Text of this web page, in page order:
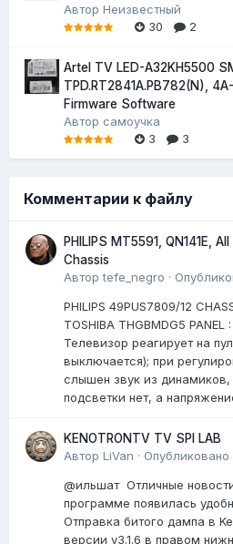
Автор Неизвестный
30
2
Artel TV LED-A32KH5500
TPD.RT2841A.PB782(N),
Firmware Software
Автор самоучка
3
3
Комментарии к файлу
PHILIPS MT5591, QN141E,
Chassis
Авторtefe_negro ·
PHILIPS 49PUS7809/12
TOSHIBA THGBMDG5 PANEL
Телевизор реагирует на
выключается); при
слышен звук из
подсветки нет, а
KENOTRONTV TV SPI LAB
Автор LiVan · Опубликовано
@ильшат Отличные
программе появилась
Отправка битого дампа в
версии v3.1.6 в правом